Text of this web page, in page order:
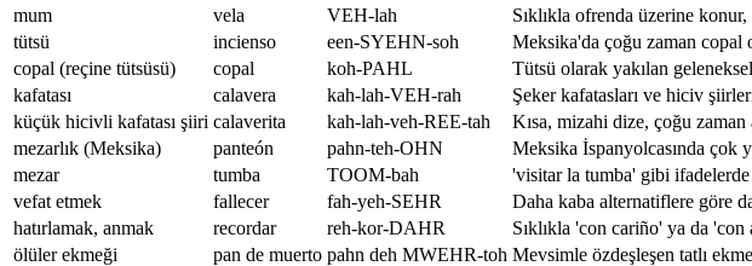
mum
vela VEH-lah
Sıklıkla ofrenda üzerine konur,
tütsü
incienso een-SYEHN-soh
Meksika'da çoğu zaman copal
copal (reçine tütsüsü)
copal koh-PAHL
Tütsü olarak yakılan
kafatası
calavera kah-lah-VEH-rah
Şeker kafatasları ve hiciv
küçük hicivli kafatası şiiri calaverita kah-lah-veh-REE-tah
Kısa, mizahi dize, çoğu zaman
mezarlık (Meksika)
panteón pahn-teh-OHN
Meksika İspanyolcasında çok
mezar
tumba TOOM-bah
'visitar la tumba' gibi ifadelerde
vefat etmek
fallecer fah-yeh-SEHR
Daha kaba alternatiflere göre
hatırlamak, anmak
recordar reh-kor-DAHR
Sıklıkla 'con cariño' ya da 'con
ölüler ekmeği
pan de muerto pahn deh MWEHR-toh Mevsimle özdeşleşen tatlı